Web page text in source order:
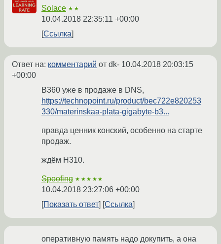
Solace ★★
10.04.2018 22:35:11 +00:00
Ссылка
Ответ на: комментарий от dk- 10.04.2018 20:03:15
+00:00
B360 уже в продаже в DNS,
https://technopoint.ru/product/bec722e820253
330/materinskaa-plata-gigabyte-b3...
правда ценник конский, особенно на старте
продаж.
ждём H310.
Spoofing ★★★★★
10.04.2018 23:27:06 +00:00
Показать ответ
Ссылка
оперативную память надо докупить, а она